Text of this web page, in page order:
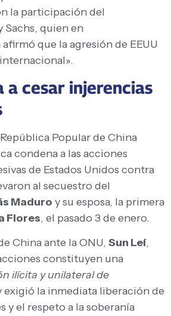
la participación del
quien en
que la agresión de EEUU
a cesar injerencias
Popular de China
condena a las acciones
de Estados Unidos contra
al secuestro del
Maduro y su esposa, la primera
Flores, el pasado 3 de enero.
China ante la ONU, Sun Leí,
constituyen una
ilícita y unilateral de
exigió la inmediata liberación de
y el respeto a la soberanía